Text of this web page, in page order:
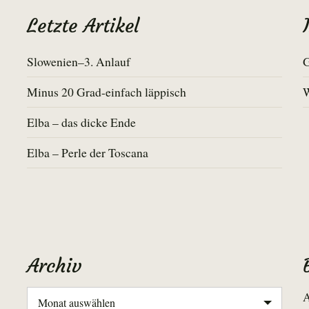
Letzte Artikel
Slowenien–3. Anlauf
Minus 20 Grad-einfach läppisch
Elba – das dicke Ende
Elba – Perle der Toscana
Archiv
Archiv